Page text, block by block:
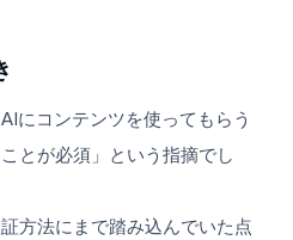
にコンテンツを使ってもらう
とが必須」という指摘でし
方法にまで踏み込んでいた点